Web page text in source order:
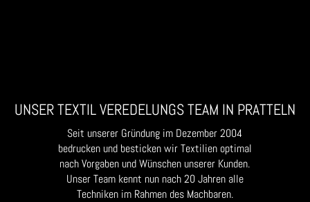
UNSER TEXTIL VEREDELUNGS TEAM IN PRATTELN
Seit unserer Gründung im Dezember 2004
bedrucken und besticken wir Textilien optimal
nach Vorgaben und Wünschen unserer Kunden.
Unser Team kennt nun nach 20 Jahren alle
Techniken im Rahmen des Machbaren.